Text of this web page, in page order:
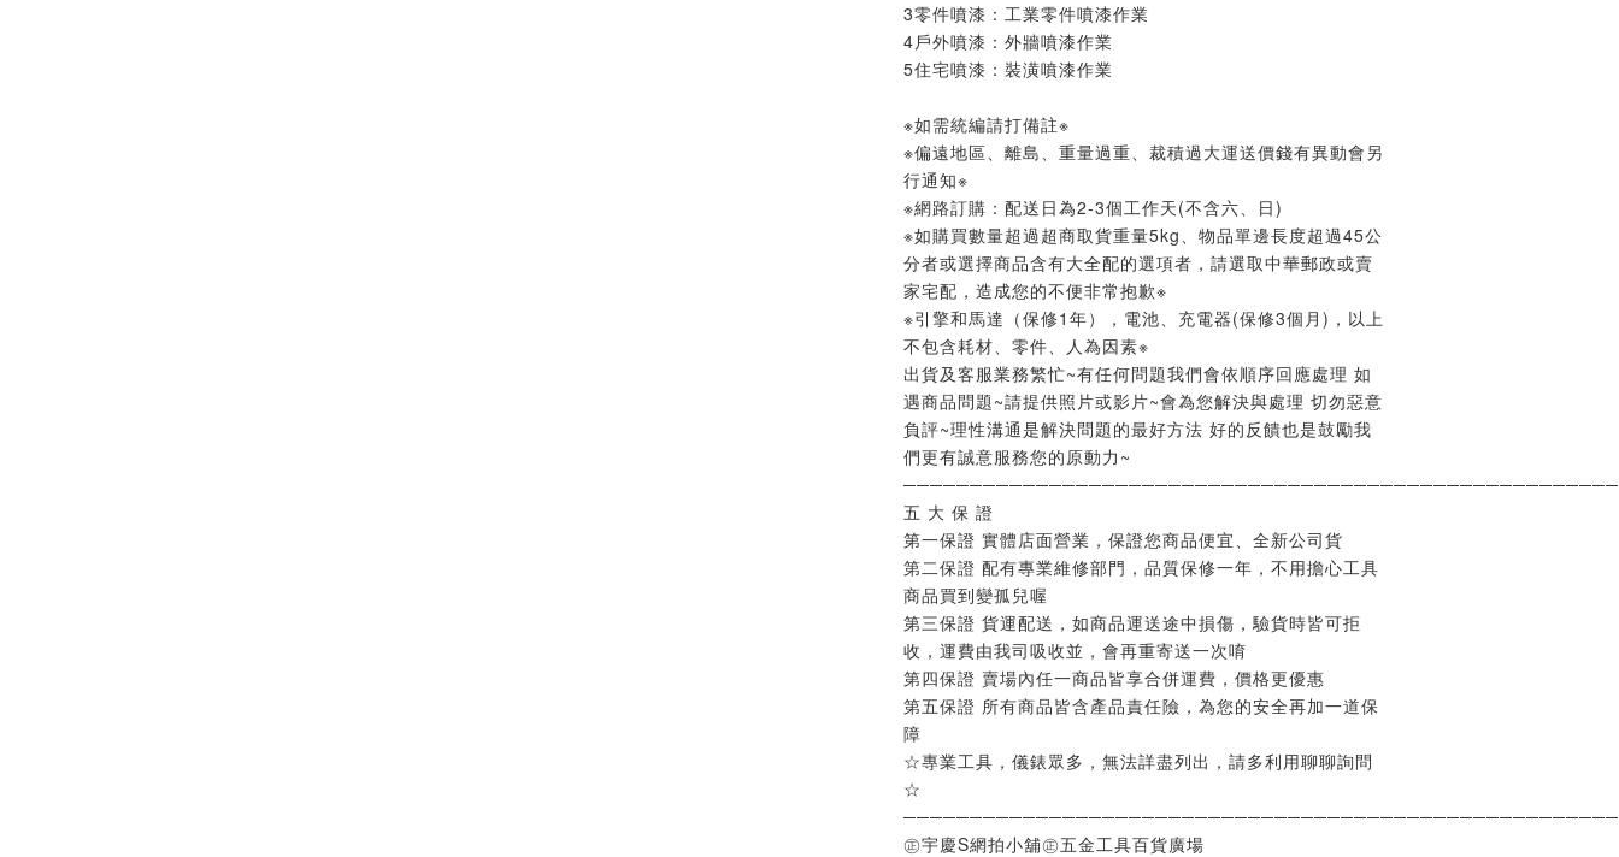
3零件噴漆：工業零件噴漆作業
4戶外噴漆：外牆噴漆作業
5住宅噴漆：裝潢噴漆作業
※如需統編請打備註※
※偏遠地區、離島、重量過重、裁積過大運送價錢有異動會另
行通知※
※網路訂購：配送日為2-3個工作天(不含六、日)
※如購買數量超過超商取貨重量5kg、物品單邊長度超過45公
分者或選擇商品含有大全配的選項者，請選取中華郵政或賣
家宅配，造成您的不便非常抱歉※
※引擎和馬達（保修1年），電池、充電器(保修3個月)，以上
不包含耗材、零件、人為因素※
出貨及客服業務繁忙~有任何問題我們會依順序回應處理 如
遇商品問題~請提供照片或影片~會為您解決與處理 切勿惡意
負評~理性溝通是解決問題的最好方法 好的反饋也是鼓勵我
們更有誠意服務您的原動力~
五 大 保 證
第一保證 實體店面營業，保證您商品便宜、全新公司貨
第二保證 配有專業維修部門，品質保修一年，不用擔心工具
商品買到變孤兒喔
第三保證 貨運配送，如商品運送途中損傷，驗貨時皆可拒
收，運費由我司吸收並，會再重寄送一次唷
第四保證 賣場內任一商品皆享合併運費，價格更優惠
第五保證 所有商品皆含產品責任險，為您的安全再加一道保
障
☆專業工具，儀錶眾多，無法詳盡列出，請多利用聊聊詢問
☆
㊣宇慶S網拍小舖㊣五金工具百貨廣場